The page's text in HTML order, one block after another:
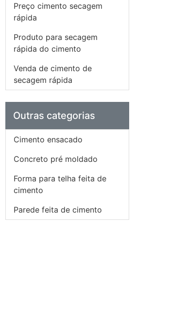
Preço cimento secagem
rápida
Produto para secagem
rápida do cimento
Venda de cimento de
secagem rápida
Outras categorias
Cimento ensacado
Concreto pré moldado
Forma para telha feita de
cimento
Parede feita de cimento